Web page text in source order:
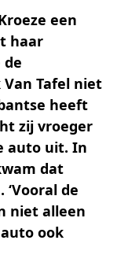
een
haar
de
Tafel niet
heeft
zij vroeger
auto uit. In
dat
de
niet alleen
ook